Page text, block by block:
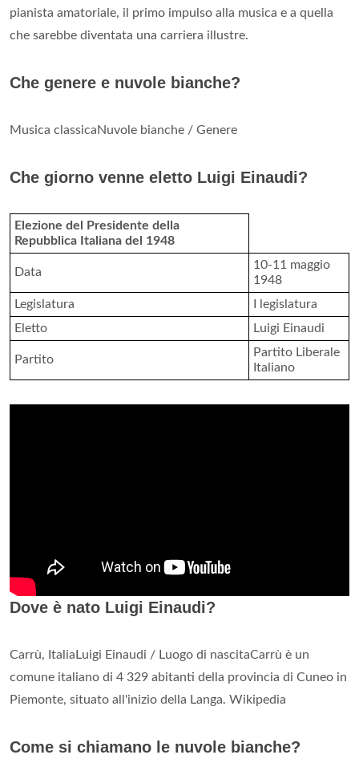
pianista amatoriale, il primo impulso alla musica e a quella
che sarebbe diventata una carriera illustre.
Che genere e nuvole bianche?
Musica classicaNuvole bianche / Genere
Che giorno venne eletto Luigi Einaudi?
Elezione del Presidente della
Repubblica Italiana del 1948
Data
10-11 maggio
1948
Legislatura
I legislatura
Eletto
Luigi Einaudi
Partito
Partito Liberale
Italiano
Dove è nato Luigi Einaudi?
Carrù, ItaliaLuigi Einaudi / Luogo di nascitaCarrù è un
comune italiano di 4 329 abitanti della provincia di Cuneo in
Piemonte, situato all'inizio della Langa. Wikipedia
Come si chiamano le nuvole bianche?